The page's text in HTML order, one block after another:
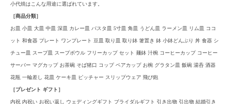
小代焼はこんな用途に選ばれています。
［商品分類］
お皿 小皿 大皿 中皿 深皿 カレー皿 パスタ皿 5寸皿 角皿 うどん皿 ラーメン皿 リム皿 ココ
ット 和食器 プレート ワンプレート 豆皿 取り皿 取り鉢 箸置き 鉢 小鉢どんぶり 丼 食器 シ
チュー皿 スープ皿 スープボウル フリーカップ セット 麺鉢 汁椀 コーヒーカップ コーヒー
サーバー マグカップ お茶碗 そば猪口 コップ ペアカップ お椀 グラタン皿 飯碗 湯呑 酒器
花瓶 一輪差し 花皿 ケーキ皿 ピッチャー スリップウェア 飛び鉋
［プレゼント ギフト］
内祝 内祝い お祝い返し ウェディングギフト ブライダルギフト 引き出物 引出物 結婚引き